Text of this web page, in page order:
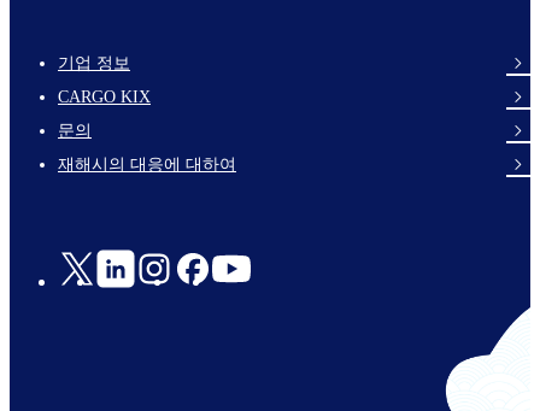
footer-
links-
en-
기업 정보
CARGO KIX
문의
재해시의 대응에 대하여
Social